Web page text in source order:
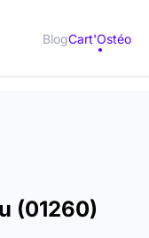
BlogCart'Ostéo
(01260)